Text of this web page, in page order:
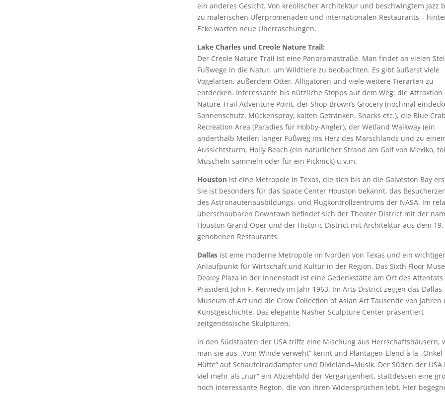
ein anderes Gesicht. Von kreolischer Architektur und beschwingtem Jazz
zu malerischen Uferpromenaden und internationalen Restaurants –
Ecke warten neue Überraschungen.
Lake Charles und Creole Nature Trail:
Der Creole Nature Trail ist eine Panoramastraße. Man findet an vielen
Fußwege in die Natur, um Wildtiere zu beobachten. Es gibt äußerst viele
Vogelarten, außerdem Otter, Alligatoren und viele weitere Tierarten zu
entdecken. Interessante bis nützliche Stopps auf dem Weg: die Attraktion
Nature Trail Adventure Point, der Shop Brown’s Grocery (nochmal
Sonnenschutz, Mückenspray, kalten Getränken, Snacks etc.), die Blue
Recreation Area (Paradies für Hobby-Angler), der Wetland Walkway (ein
anderthalb Meilen langer Fußweg ins Herz des Marschlands und zu
Aussichtsturm, Holly Beach (ein natürlicher Strand am Golf von Mexiko,
Muscheln sammeln oder für ein Picknick) u.v.m.
Houston ist eine Metropole in Texas, die sich bis an die Galveston Bay
Sie ist besonders für das Space Center Houston bekannt, das
des Astronautenausbildungs- und Flugkontrollzentrums der NASA. Im
überschaubaren Downtown befindet sich der Theater District mit der
Houston Grand Oper und der Historic District mit Architektur aus dem 19.
gehobenen Restaurants.
Dallas ist eine moderne Metropole im Norden von Texas und ein wichtiger
Anlaufpunkt für Wirtschaft und Kultur in der Region. Das Sixth Floor
Dealey Plaza in der Innenstadt ist eine Gedenkstätte am Ort des
Präsident John F. Kennedy im Jahr 1963. Im Arts District zeigen das Dallas
Museum of Art und die Crow Collection of Asian Art Tausende von Jahren
Kunstgeschichte. Das elegante Nasher Sculpture Center präsentiert
zeitgenössische Skulpturen.
In den Südstaaten der USA triffz eine Mischung aus Herrschaftshäusern,
man sie aus „Vom Winde verweht“ kennt und Plantagen-Elend à la „Onkel
Hütte“ auf Schaufelraddampfer und Dixieland–Musik. Der Süden der USA
viel mehr als „nur“ ein Abziehbild der Vergangenheit, stattdessen eine
hoch interessante Region, die von ihren Widersprüchen lebt. Hier